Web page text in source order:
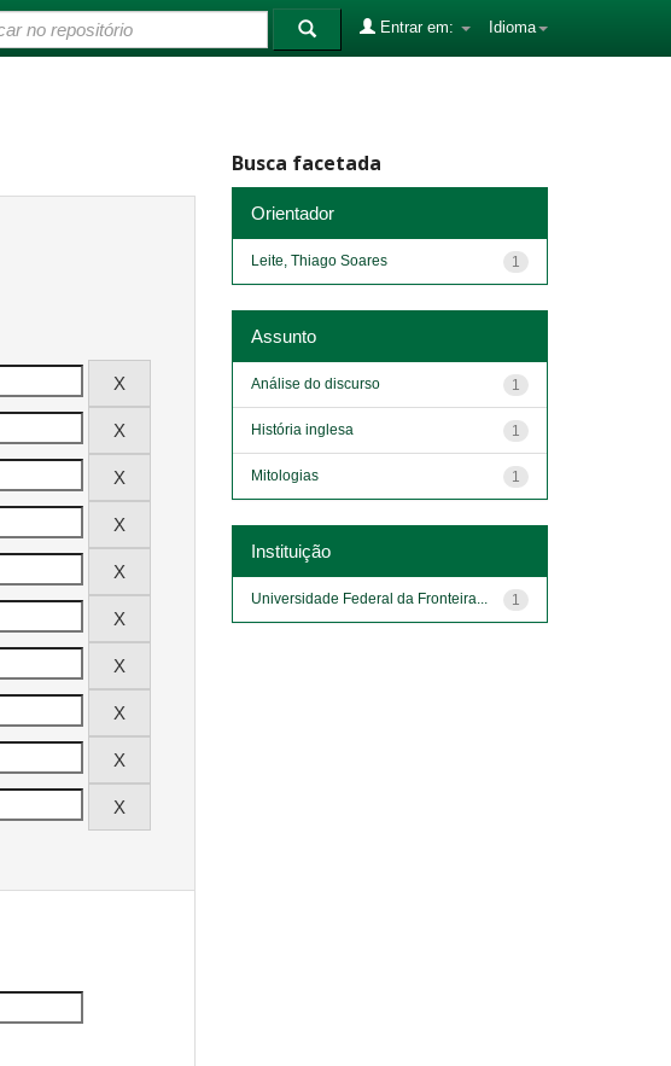
Idioma
Entrar em:
Busca facetada
Orientador
1
Leite, Thiago Soares
Assunto
1
Análise do discurso
1
História inglesa
1
Mitologias
Instituição
1
Universidade Federal da Fronteira...